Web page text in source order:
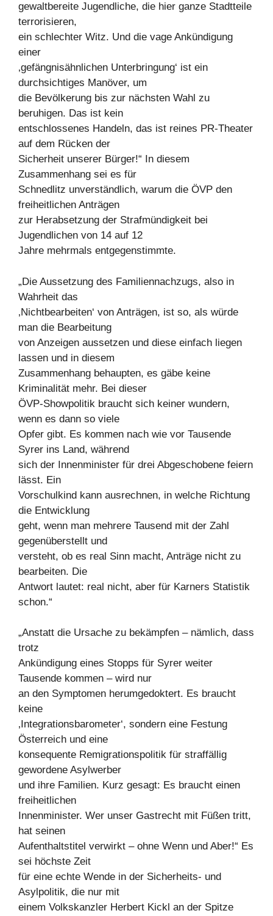
gewaltbereite Jugendliche, die hier ganze Stadtteile
terrorisieren,
ein schlechter Witz. Und die vage Ankündigung
einer
‚gefängnisähnlichen Unterbringung‘ ist ein
durchsichtiges Manöver, um
die Bevölkerung bis zur nächsten Wahl zu
beruhigen. Das ist kein
entschlossenes Handeln, das ist reines PR-Theater
auf dem Rücken der
Sicherheit unserer Bürger!“ In diesem
Zusammenhang sei es für
Schnedlitz unverständlich, warum die ÖVP den
freiheitlichen Anträgen
zur Herabsetzung der Strafmündigkeit bei
Jugendlichen von 14 auf 12
Jahre mehrmals entgegenstimmte.
„Die Aussetzung des Familiennachzugs, also in
Wahrheit das
‚Nichtbearbeiten‘ von Anträgen, ist so, als würde
man die Bearbeitung
von Anzeigen aussetzen und diese einfach liegen
lassen und in diesem
Zusammenhang behaupten, es gäbe keine
Kriminalität mehr. Bei dieser
ÖVP-Showpolitik braucht sich keiner wundern,
wenn es dann so viele
Opfer gibt. Es kommen nach wie vor Tausende
Syrer ins Land, während
sich der Innenminister für drei Abgeschobene feiern
lässt. Ein
Vorschulkind kann ausrechnen, in welche Richtung
die Entwicklung
geht, wenn man mehrere Tausend mit der Zahl
gegenüberstellt und
versteht, ob es real Sinn macht, Anträge nicht zu
bearbeiten. Die
Antwort lautet: real nicht, aber für Karners Statistik
schon.“
„Anstatt die Ursache zu bekämpfen – nämlich, dass
trotz
Ankündigung eines Stopps für Syrer weiter
Tausende kommen – wird nur
an den Symptomen herumgedoktert. Es braucht
keine
‚Integrationsbarometer‘, sondern eine Festung
Österreich und eine
konsequente Remigrationspolitik für straffällig
gewordene Asylwerber
und ihre Familien. Kurz gesagt: Es braucht einen
freiheitlichen
Innenminister. Wer unser Gastrecht mit Füßen tritt,
hat seinen
Aufenthaltstitel verwirkt – ohne Wenn und Aber!“ Es
sei höchste Zeit
für eine echte Wende in der Sicherheits- und
Asylpolitik, die nur mit
einem Volkskanzler Herbert Kickl an der Spitze